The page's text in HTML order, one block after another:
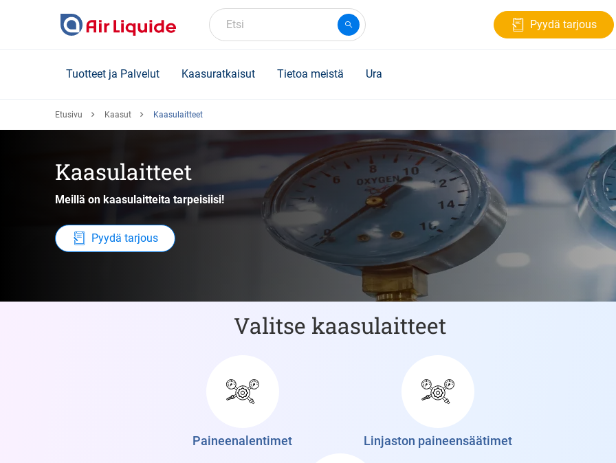
Etsi Pyydä tarjous
Tuotteet ja Palvelut Kaasuratkaisut Tietoa meistä Ura
Etusivu Kaasut Kaasulaitteet
Kaasulaitteet
Meillä on kaasulaitteita tarpeisiisi!
Pyydä tarjous
Valitse kaasulaitteet
Paineenalentimet Linjaston paineensäätimet